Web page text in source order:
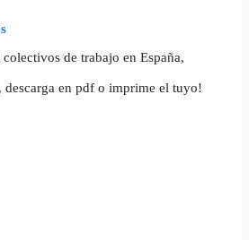
de trabajo en España,
descarga en pdf o imprime el tuyo!